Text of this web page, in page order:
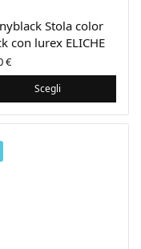
Stola color
con lurex ELICHE
€
Scegli